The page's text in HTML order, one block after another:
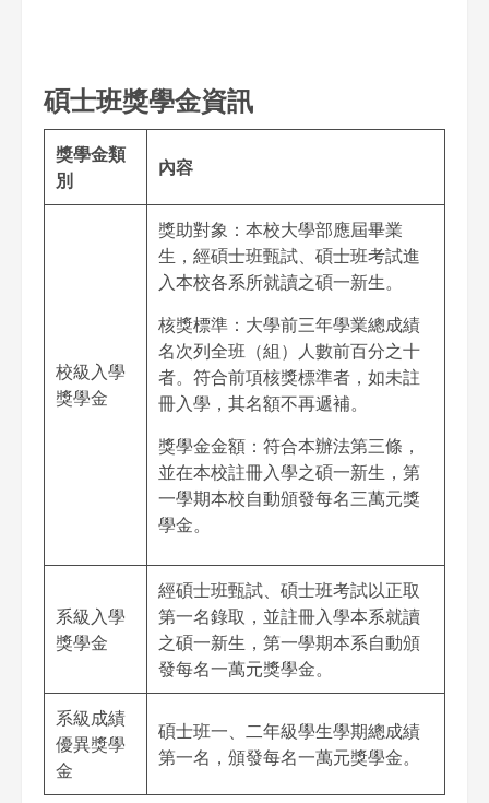
碩士班獎學金資訊
獎學金類
別
內容
校級入學
獎學金
獎助對象：本校大學部應屆畢業
生，經碩士班甄試、碩士班考試進
入本校各系所就讀之碩一新生。
核獎標準：大學前三年學業總成績
名次列全班（組）人數前百分之十
者。符合前項核獎標準者，如未註
冊入學，其名額不再遞補。
獎學金金額：符合本辦法第三條，
並在本校註冊入學之碩一新生，第
一學期本校自動頒發每名三萬元獎
學金。
系級入學
獎學金
經碩士班甄試、碩士班考試以正取
第一名錄取，並註冊入學本系就讀
之碩一新生，第一學期本系自動頒
發每名一萬元獎學金。
系級成績
優異獎學
金
碩士班一、二年級學生學期總成績
第一名，頒發每名一萬元獎學金。